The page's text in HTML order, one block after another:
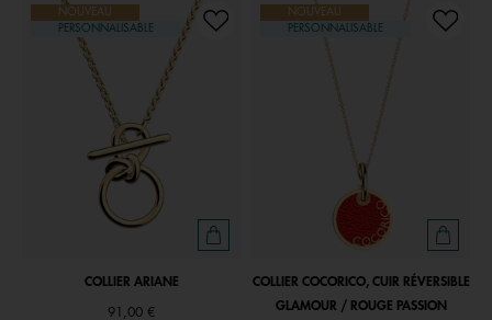
NOUVEAU
PERSONNALISABLE
COLLIER ARIANE
91,00 €
NOUVEAU
PERSONNALISABLE
COLLIER COCORICO, CUIR RÉVERSIBLE
GLAMOUR / ROUGE PASSION